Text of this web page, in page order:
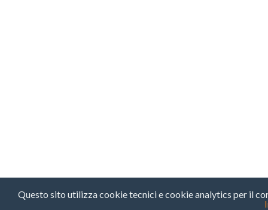
Questo sito utilizza cookie tecnici e cookie analytics per il